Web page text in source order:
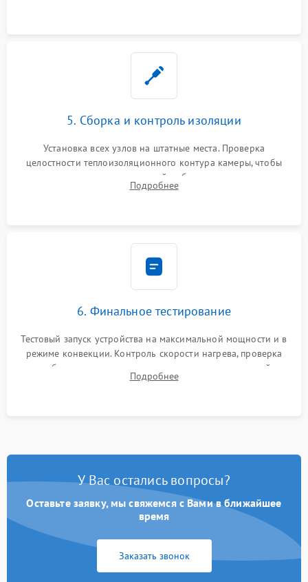
5. Сборка и контроль изоляции
Установка всех узлов на штатные места. Проверка
целостности теплоизоляционного контура камеры, чтобы
исключить перегрев кухонной мебели и потерю тепла.
Надежная фиксация клемм и сборка корпуса шкафа.
Подробнее
6. Финальное тестирование
Тестовый запуск устройства на максимальной мощности и в
режиме конвекции. Контроль скорости нагрева, проверка
срабатывания термостата при достижении заданной
температуры и тест на отсутствие утечек тока.
Подробнее
У Вас остались вопросы?
Оставьте заявку, мы свяжемся с Вами в ближайшее
время
Заказать звонок